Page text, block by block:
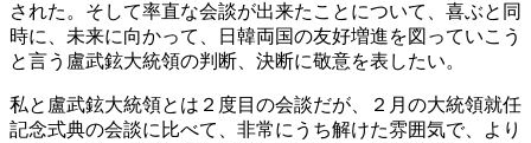
された。そして率直な会談が出来たことについて、喜ぶと同
時に、未来に向かって、日韓両国の友好増進を図っていこう
と言う盧武鉉大統領の判断、決断に敬意を表したい。
私と盧武鉉大統領とは２度目の会談だが、２月の大統領就任
記念式典の会談に比べて、非常にうち解けた雰囲気で、より